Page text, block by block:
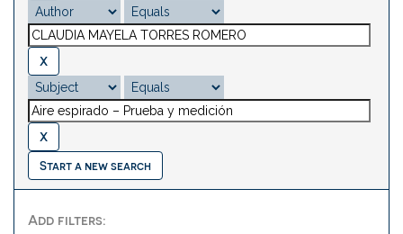
Start a new search
Add filters: